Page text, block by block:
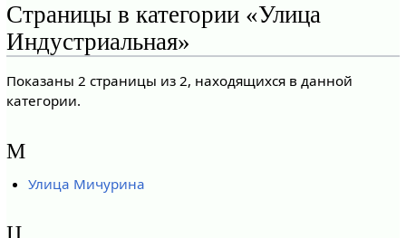
Страницы в категории «Улица
Индустриальная»
Показаны 2 страницы из 2, находящихся в данной
категории.
М
Улица Мичурина